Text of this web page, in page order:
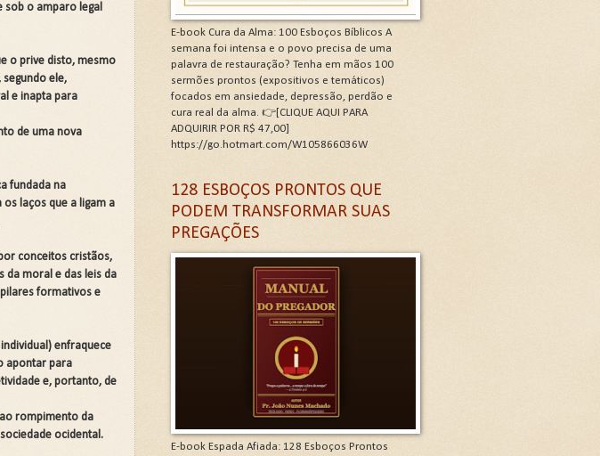
na letra G
na letra G
na letra G
G
Clique na letra G
o amparo legal
o prive disto, mesmo
ele,
e inapta para
de uma nova
fundada na
laços que a ligam a
conceitos cristãos,
da moral e das leis da
formativos e
enfraquece
apontar para
e, portanto, de
rompimento da
ocidental.
E-book Cura da Alma: 100 Esboços Bíblicos A
semana foi intensa e o povo precisa de uma
palavra de restauração? Tenha em mãos 100
sermões prontos (expositivos e temáticos)
focados em ansiedade, depressão, perdão e
cura real da alma. 👉[CLIQUE AQUI PARA
ADQUIRIR POR R$ 47,00]
https://go.hotmart.com/W105866036W
128 ESBOÇOS PRONTOS QUE
PODEM TRANSFORMAR SUAS
PREGAÇÕES
E-book Espada Afiada: 128 Esboços Prontos